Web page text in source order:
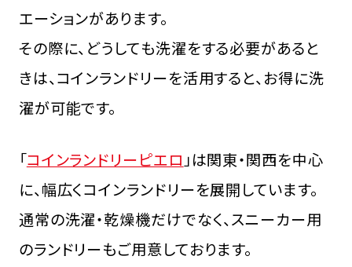
エーションがあります。
その際に、どうしても洗濯をする必要があると
きは、コインランドリーを活用すると、お得に洗
濯が可能です。
「コインランドリーピエロ」は関東・関西を中心
に、幅広くコインランドリーを展開しています。
通常の洗濯・乾燥機だけでなく、スニーカー用
のランドリーもご用意しております。